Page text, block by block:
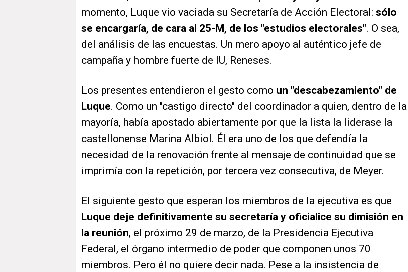
momento, Luque vio vaciada su Secretaría de Acción Electoral: sólo
se encargaría, de cara al 25-M, de los "estudios electorales". O sea,
del análisis de las encuestas. Un mero apoyo al auténtico jefe de
campaña y hombre fuerte de IU, Reneses.
Los presentes entendieron el gesto como un "descabezamiento" de
Luque. Como un "castigo directo" del coordinador a quien, dentro de la
mayoría, había apostado abiertamente por que la lista la liderase la
castellonense Marina Albiol. Él era uno de los que defendía la
necesidad de la renovación frente al mensaje de continuidad que se
imprimía con la repetición, por tercera vez consecutiva, de Meyer.
El siguiente gesto que esperan los miembros de la ejecutiva es que
Luque deje definitivamente su secretaría y oficialice su dimisión en
la reunión, el próximo 29 de marzo, de la Presidencia Ejecutiva
Federal, el órgano intermedio de poder que componen unos 70
miembros. Pero él no quiere decir nada. Pese a la insistencia de